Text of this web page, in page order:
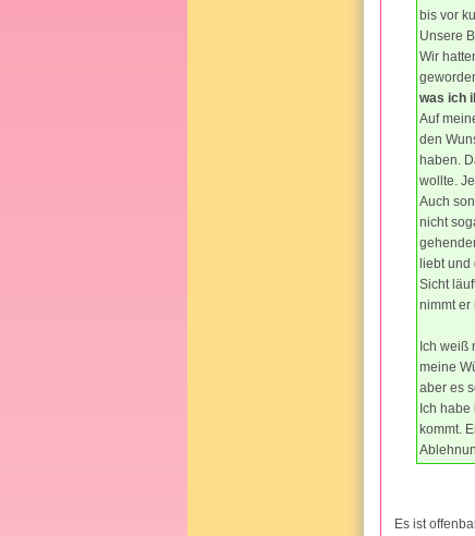
bis vor
Unsere
Wir
was ich
Auf
den
haben.
wollte.
Auch
nicht
liebt
Sicht
nimmt er
Ich weiß
meine
aber es
Ich
kommt.
Es ist